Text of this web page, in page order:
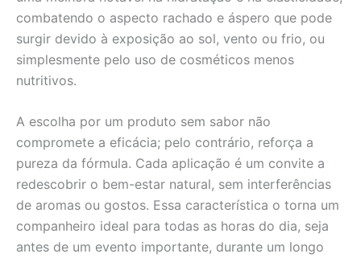
combatendo o aspecto rachado e áspero que pode
surgir devido à exposição ao sol, vento ou frio, ou
simplesmente pelo uso de cosméticos menos
nutritivos.
A escolha por um produto sem sabor não
compromete a eficácia; pelo contrário, reforça a
pureza da fórmula. Cada aplicação é um convite a
redescobrir o bem-estar natural, sem interferências
de aromas ou gostos. Essa característica o torna um
companheiro ideal para todas as horas do dia, seja
antes de um evento importante, durante um longo